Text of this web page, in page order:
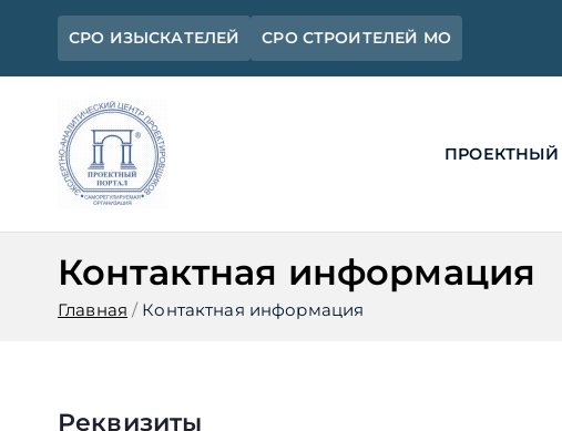
Перейти
содержимому
СРО ИЗЫСКАТЕЛЕЙ СРО СТРОИТЕЛЕЙ МО
ПРОЕКТНЫЙ
Контактная информация
Главная Контактная информация
Реквизиты